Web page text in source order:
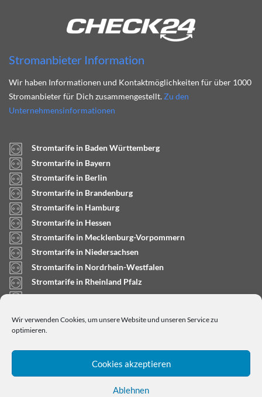
Wir verwenden Cookies, um unsere Website und unseren Service zu
optimieren.
Cookies akzeptieren
Ablehnen
Stromanbieter Information
Wir haben Informationen und Kontaktmöglichkeiten für über 1000
Stromanbieter für Dich zusammengestellt. Zu den
Unternehmensinformationen
Stromtarife in Baden Württemberg
Stromtarife in Bayern
Stromtarife in Berlin
Stromtarife in Brandenburg
Stromtarife in Hamburg
Stromtarife in Hessen
Stromtarife in Mecklenburg-Vorpommern
Stromtarife in Niedersachsen
Stromtarife in Nordrhein-Westfalen
Stromtarife in Rheinland Pfalz
Stromtarife in Saarland
Stromtarife in Schleswig-Holstein